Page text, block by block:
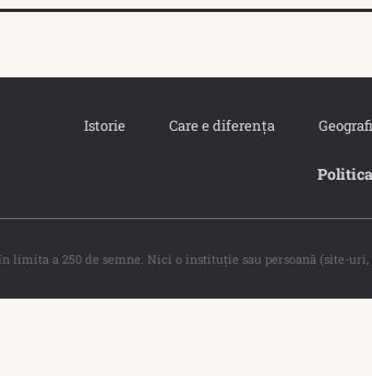
Istorie Care e diferența
în limita a 250 de semne. Nici o instituţie sau persoană